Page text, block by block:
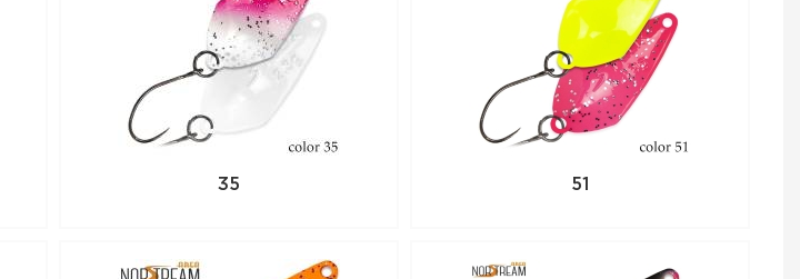
водоемы – вот условия, когда Felix 2,0 г проявит себя в
наилучшем свете. Приманки Norstream Area Felix
изготовлены из латуни и оснащены высококачественной
фурнитурой и крючками без бородок.
Блесна колеблющаяся NORSTREAM FELIX 4,3 г код цв. 41 –
данный товар доступен для заказа в интернет-магазине
BigGame по цене 280 руб. с доставкой в Санкт-Петербурге
и по всей России. Для того, чтобы купить данный товар,
35 51